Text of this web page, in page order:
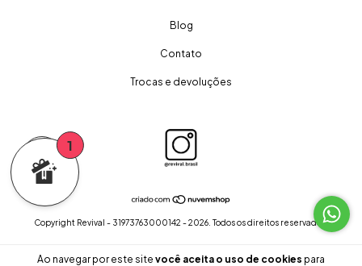
Ao navegar por este site você aceita o uso de cookies para
Blog
Contato
Trocas e devoluções
Copyright Revival - 31973763000142 - 2026. Todos os direitos reservados.
0 1